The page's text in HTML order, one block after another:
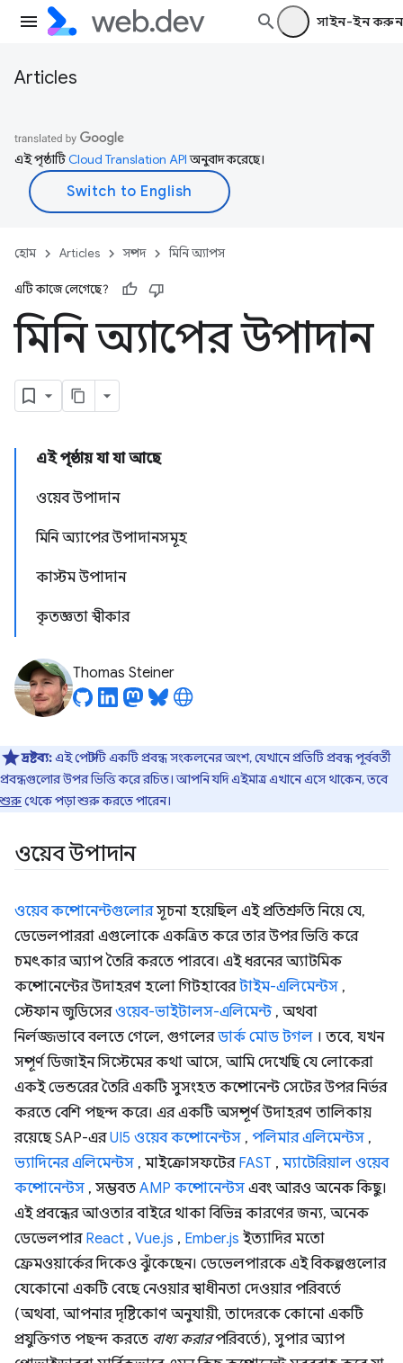
সাইন-ইন করুন
Articles
এই পৃষ্ঠাটিCloud Translation APIঅনুবাদ করেছে।
হোম Articles সম্পদ মিনি অ্যাপস
এটি কাজে লেগেছে?
মিনি অ্যাপের উপাদান
এই পৃষ্ঠায় যা যা আছে
ওয়েব উপাদান
মিনি অ্যাপের উপাদানসমূহ
কাস্টম উপাদান
কৃতজ্ঞতা স্বীকার
Thomas Steiner
দ্রষ্টব্য:এই পোস্টটি একটি প্রবন্ধ সংকলনের অংশ, যেখানে প্রতিটি প্রবন্ধ পূর্ববর্তী
প্রবন্ধগুলোর উপর ভিত্তি করে রচিত। আপনি যদি এইমাত্র এখানে এসে থাকেন, তবে
শুরুথেকে পড়া শুরু করতে পারেন।
ওয়েব উপাদান
ওয়েব কম্পোনেন্টগুলোরসূচনা হয়েছিল এই প্রতিশ্রুতি নিয়ে যে,
ডেভেলপাররা এগুলোকে একত্রিত করে তার উপর ভিত্তি করে
চমৎকার অ্যাপ তৈরি করতে পারবে। এই ধরনের অ্যাটমিক
কম্পোনেন্টের উদাহরণ হলো গিটহাবেরটাইম-এলিমেন্টস ,
স্টেফান জুডিসেরওয়েব-ভাইটালস-এলিমেন্ট, অথবা
নির্লজ্জভাবে বলতে গেলে, গুগলেরডার্ক মোড টগল । তবে, যখন
সম্পূর্ণ ডিজাইন সিস্টেমের কথা আসে, আমি দেখেছি যে লোকেরা
একই ভেন্ডরের তৈরি একটি সুসংহত কম্পোনেন্ট সেটের উপর নির্ভর
করতে বেশি পছন্দ করে। এর একটি অসম্পূর্ণ উদাহরণ তালিকায়
রয়েছে SAP-এরUI5 ওয়েব কম্পোনেন্টস , পলিমার এলিমেন্টস ,
ভ্যাদিনের এলিমেন্টস , মাইক্রোসফটের FAST , ম্যাটেরিয়াল ওয়েব
কম্পোনেন্টস , সম্ভবত AMP কম্পোনেন্টস এবং আরও অনেক কিছু।
এই প্রবন্ধের আওতার বাইরে থাকা বিভিন্ন কারণের জন্য, অনেক
ডেভেলপার React , Vue.js , Ember.js ইত্যাদির মতো
ফ্রেমওয়ার্কের দিকেও ঝুঁকেছেন। ডেভেলপারকে এই বিকল্পগুলোর
যেকোনো একটি বেছে নেওয়ার স্বাধীনতা দেওয়ার পরিবর্তে
(অথবা, আপনার দৃষ্টিকোণ অনুযায়ী, তাদেরকে কোনো একটি
প্রযুক্তিগত পছন্দ করতে বাধ্য করারপরিবর্তে), সুপার অ্যাপ